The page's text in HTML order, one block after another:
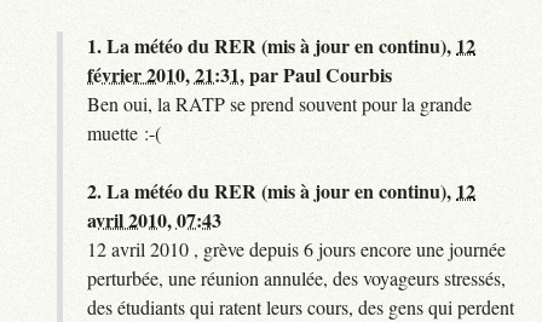
1.La météo du RER (mis à jour en continu), 12
février 2010, 21:31,parPaul Courbis
Ben oui, la RATP se prend souvent pour la grande
muette :-(
2.La météo du RER (mis à jour en continu), 12
avril 2010, 07:43
12 avril 2010 , grève depuis 6 jours encore une journée
perturbée, une réunion annulée, des voyageurs stressés,
des étudiants qui ratent leurs cours, des gens qui perdent